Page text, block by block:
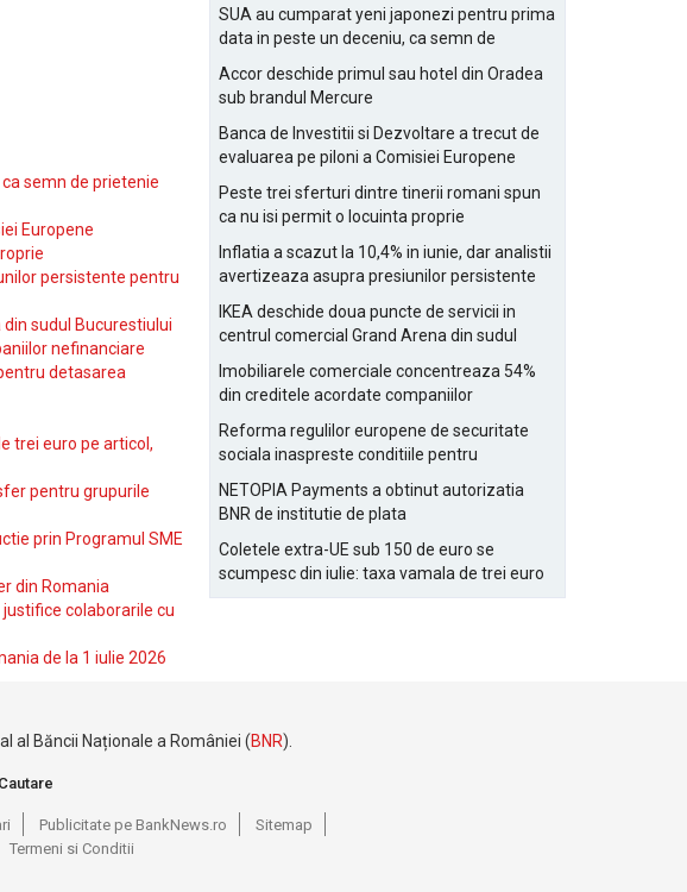
semn de prietenie
Europene
persistente pentru
din sudul Bucurestiului
nefinanciare
detasarea
trei euro pe articol,
pentru grupurile
prin Programul SME
din Romania
colaborarile cu
de la 1 iulie 2026
SUA au cumparat yeni japonezi pentru prima
data in peste un deceniu, ca semn de
Accor deschide primul sau hotel din Oradea
sub brandul Mercure
Banca de Investitii si Dezvoltare a trecut de
evaluarea pe piloni a Comisiei Europene
Peste trei sferturi dintre tinerii romani spun
ca nu isi permit o locuinta proprie
Inflatia a scazut la 10,4% in iunie, dar analistii
avertizeaza asupra presiunilor persistente
IKEA deschide doua puncte de servicii in
centrul comercial Grand Arena din sudul
Imobiliarele comerciale concentreaza 54%
din creditele acordate companiilor
Reforma regulilor europene de securitate
sociala inaspreste conditiile pentru
NETOPIA Payments a obtinut autorizatia
BNR de institutie de plata
Coletele extra-UE sub 150 de euro se
scumpesc din iulie: taxa vamala de trei euro
pe articol, adaugata la taxa logistica
al Băncii Naționale a României (BNR).
Cautare
Publicitate pe BankNews.ro
Sitemap
Termeni si Conditii